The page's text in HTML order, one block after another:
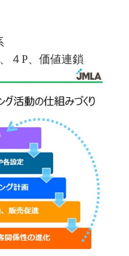
４P、価値連鎖